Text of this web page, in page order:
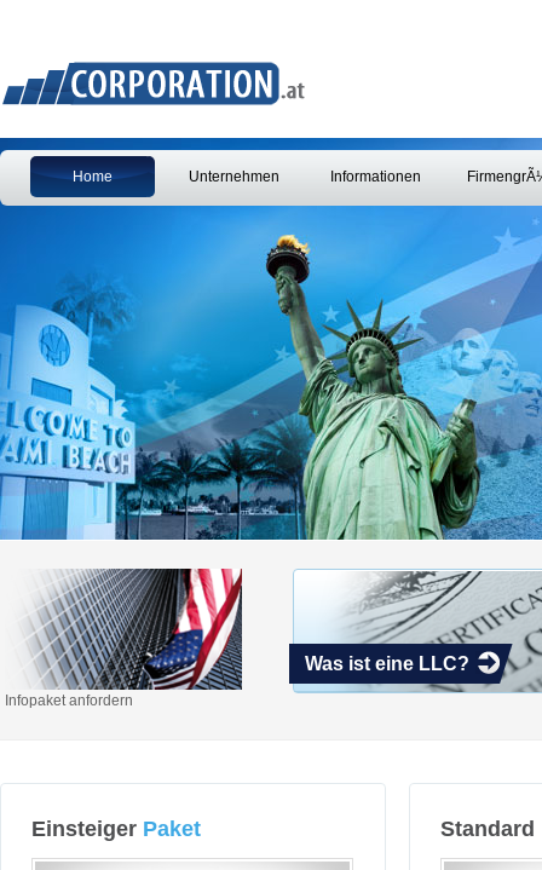
Home Unternehmen Informationen
Infopaket anfordern
Was ist eine LLC?
Einsteiger Paket Standard